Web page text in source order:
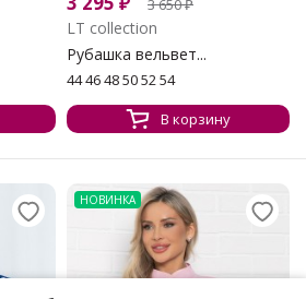
3 650₽
LT collection
Рубашка вельвет...
44 46 48 50 52 54
В корзину
НОВИНКА